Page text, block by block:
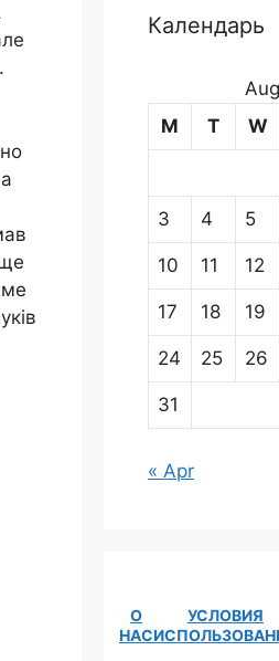
Календарь
M
T W
3 4 5
10 11 12
17 18 19
24 25 26
31
« Apr
О
НАС
УСЛОВИЯ